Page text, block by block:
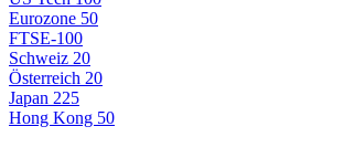
Eurozone 50
FTSE-100
Schweiz 20
Österreich 20
Japan 225
Hong Kong 50